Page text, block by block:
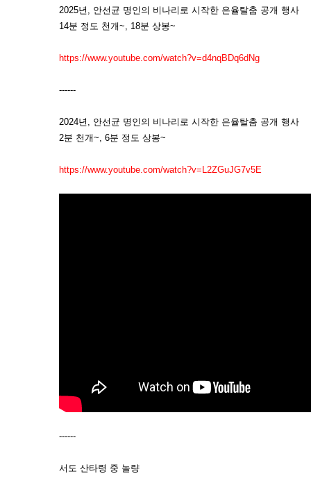
2025년, 안선균 명인의 비나리로 시작한 은율탈춤 공개 행사
14분 정도 천개~, 18분 상봉~
https://www.youtube.com/watch?v=d4nqBDq6dNg
------
2024년, 안선균 명인의 비나리로 시작한 은율탈춤 공개 행사
2분 천개~, 6분 정도 상봉~
https://www.youtube.com/watch?v=L2ZGuJG7v5E
------
서도 산타령 중 놀량